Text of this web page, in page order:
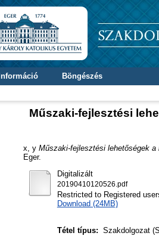
Információ
Böngészés
Műszaki-fejlesztési
x, y Műszaki-fejlesztési lehetőségek
Eger.
Digitalizált
20190410120526.pdf
Restricted to Registered
Download (24MB)
Tétel típus: Szakdolgozat